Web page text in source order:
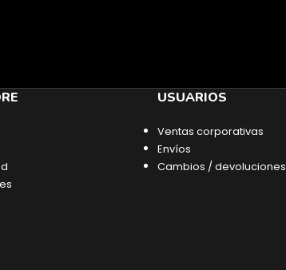
USUARIOS
Ventas corporativas
Envíos
Cambios / devoluciones